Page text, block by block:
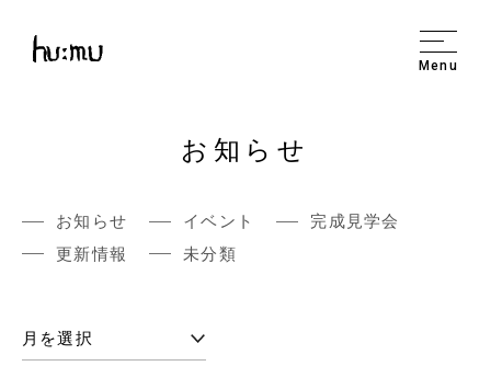
Menu
お知らせ
お知らせ イベント
完成見学会
更新情報
未分類